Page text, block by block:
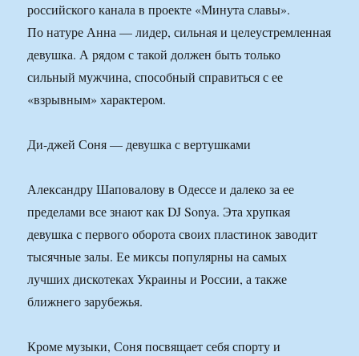
российского канала в проекте «Минута славы».
По натуре Анна — лидер, сильная и целеустремленная
девушка. А рядом с такой должен быть только
сильный мужчина, способный справиться с ее
«взрывным» характером.
Ди-джей Соня — девушка с вертушками
Александру Шаповалову в Одессе и далеко за ее
пределами все знают как DJ Sonya. Эта хрупкая
девушка с первого оборота своих пластинок заводит
тысячные залы. Ее миксы популярны на самых
лучших дискотеках Украины и России, а также
ближнего зарубежья.
Кроме музыки, Соня посвящает себя спорту и